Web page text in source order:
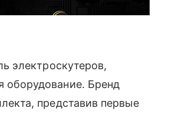
электроскутеров,
оборудование. Бренд
представив первые